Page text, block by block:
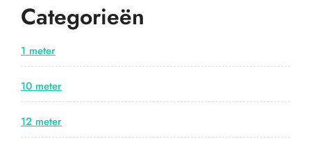
Categorieën
1 meter
10 meter
12 meter